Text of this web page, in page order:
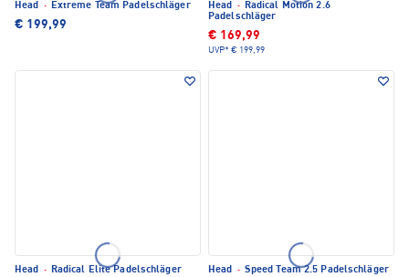
Head · Extreme Team Padelschläger
€ 199,99
Head · Radical Motion 2.6
Padelschläger
€ 169,99
UVP* € 199,99
Head · Radical Elite Padelschläger Head · Speed Team 2.5 Padelschläger